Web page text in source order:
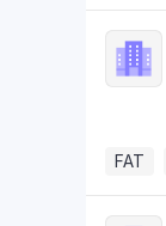
FAT